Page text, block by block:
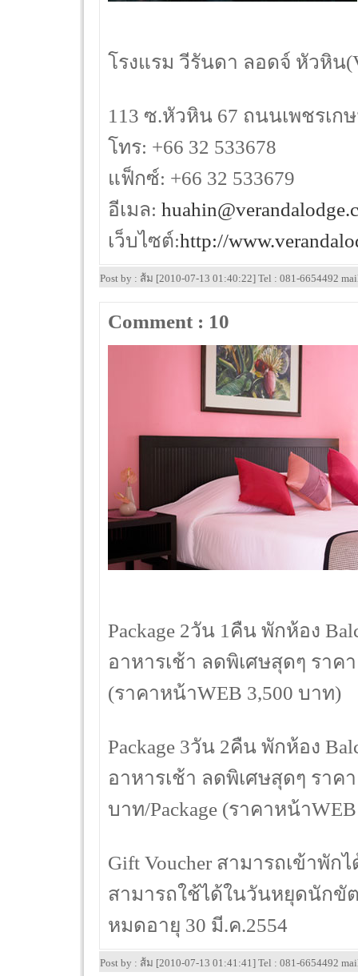
โรงแรม วีรันดา ลอดจ์ หัวหิน
113 ซ.หัวหิน 67 ถนนเพชรเก
โทร: +66 32 533678
แฟ็กซ์: +66 32 533679
อีเมล:
เว็บไซต์:http://
Post by : ส้ม [2010-07-13 01:40:22] Tel : 081-6654492
Comment : 10
Package 2วัน 1คืน พักห้อง
อาหารเช้า ลดพิเศษสุดๆ ราค
(ราคาหน้าWEB 3,500 บาท)
Package 3วัน 2คืน พักห้อง
อาหารเช้า ลดพิเศษสุดๆ ราคา
บาท/Package (ราคาหน้า
Gift Voucher สามารถเข้าพั
สามารถใช้ได้ในวันหยุดนักขั
หมดอายุ 30 มี.ค.2554
Post by : ส้ม [2010-07-13 01:41:41] Tel : 081-6654492